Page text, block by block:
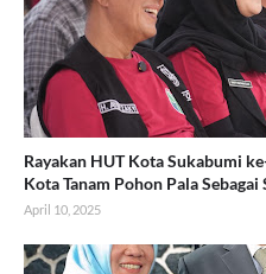
Rayakan HUT Kota Sukabumi
Kota Tanam Pohon Pala
April 10, 2025